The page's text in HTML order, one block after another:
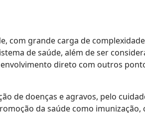
com grande carga de
de saúde, além de ser
direto com outros
de doenças e agravos, pelo
da saúde como